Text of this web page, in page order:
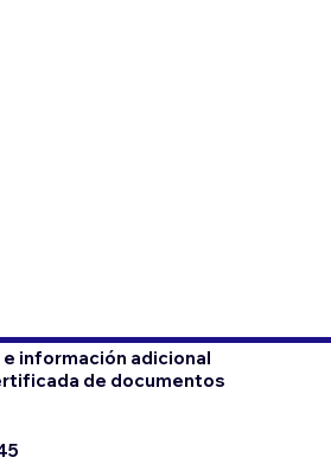
información adicional
de documentos